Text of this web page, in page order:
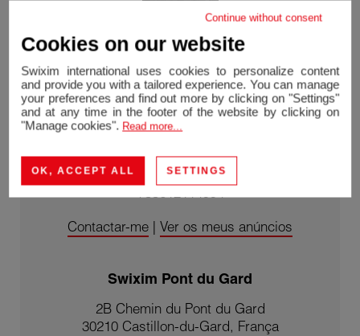
Jennifer SCHIRCK
RSAC 532 522 083
Contactar-me | Ver os meus anúncios
Swixim Pont du Gard
2B Chemin du Pont du Gard
30210 Castillon-du-Gard, França
Continue without consent
Cookies on our website
Swixim international uses cookies to personalize content
and provide you with a tailored experience. You can manage
your preferences and find out more by clicking on "Settings"
and at any time in the footer of the website by clicking on
"Manage cookies". Read more...
OK, ACCEPT ALL SETTINGS